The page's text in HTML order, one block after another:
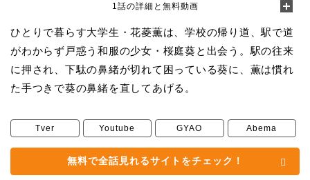
1話の詳細と無料動画
ひとりで暮らす大学生・花菱薫は、学校の帰り道、駅で道
がわからず戸惑う和服の少女・桜庭葵と出会う。駅の往来
に押され、下駄の鼻緒が切れて困っている葵に、薫は慣れ
た手つきで葵の鼻緒を直してあげる。
Tver Youtube GYAO Abema
無料で全話見れるサイトをチェック！